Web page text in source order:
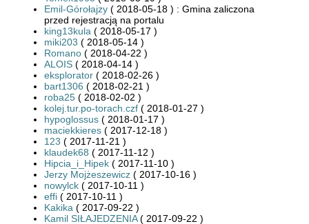
Emil-Górołajzy ( 2018-05-18 ) : Gmina zaliczona
przed rejestracją na portalu
king13kula ( 2018-05-17 )
miki203 ( 2018-05-14 )
Romano ( 2018-04-22 )
ALOIS ( 2018-04-14 )
eksplorator ( 2018-02-26 )
bart1306 ( 2018-02-21 )
roba25 ( 2018-02-02 )
kolej.tur.po-torach.czf ( 2018-01-27 )
hypoglossus ( 2018-01-17 )
maciekkieres ( 2017-12-18 )
123 ( 2017-11-21 )
klaudek68 ( 2017-11-12 )
Hipcia_i_Hipek ( 2017-11-10 )
Jerzy Mojżeszewicz ( 2017-10-16 )
nowylck ( 2017-10-11 )
effi ( 2017-10-11 )
Kakika ( 2017-09-22 )
Kamil SIŁAJEDZENIA( 2017-09-22 )